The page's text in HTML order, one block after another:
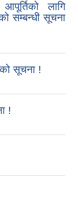
लागि
सम्बन्धी सूचना
सूचना !
!